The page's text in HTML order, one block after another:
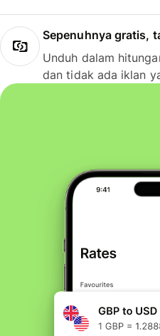
Sepenuhnya gratis,
Unduh dalam
dan tidak ada iklan